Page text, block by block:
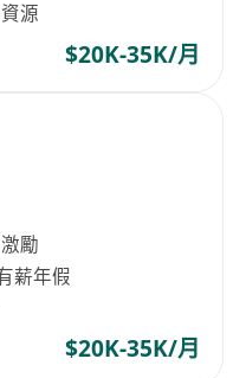
源
$20K-35K/月
勵
薪年假
$20K-35K/月